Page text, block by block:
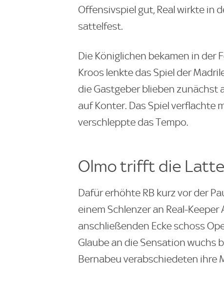
Offensivspiel gut, Real wirkte in
sattelfest.
Die Königlichen bekamen in der
Kroos lenkte das Spiel der
die Gastgeber blieben zunächst
auf Konter. Das Spiel verflachte
verschleppte das Tempo.
Olmo trifft die
Dafür erhöhte RB kurz vor der
einem Schlenzer an Real-
anschließenden Ecke schoss
Glaube an die Sensation wuchs
Bernabeu verabschiedeten ihre